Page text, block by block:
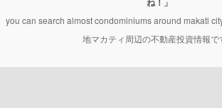
you can search almost condominiums around makati
地マカティ周辺の不動産投資情報で